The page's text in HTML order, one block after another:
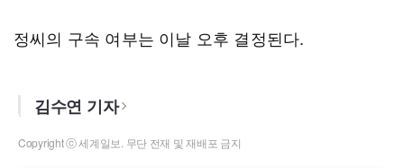
정씨의 구속 여부는 이날 오후 결정된다.
김수연 기자
Copyright ⓒ 세계일보. 무단 전재 및 재배포 금지